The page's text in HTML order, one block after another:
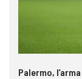
Palermo,